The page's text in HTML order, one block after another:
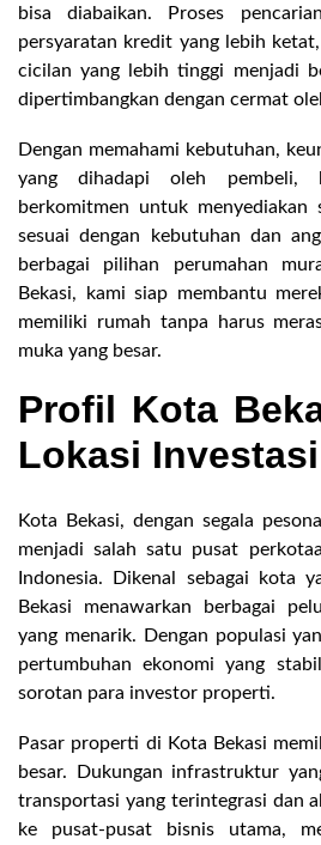
bisa diabaikan. Proses
persyaratan kredit yang lebih
cicilan yang lebih tinggi menjadi
dipertimbangkan dengan cermat
Dengan memahami kebutuhan,
yang dihadapi oleh pembeli,
berkomitmen untuk menyediakan
sesuai dengan kebutuhan dan
berbagai pilihan perumahan
Bekasi, kami siap membantu
memiliki rumah tanpa harus
muka yang besar.
Profil Kota
Lokasi
Kota Bekasi, dengan segala
menjadi salah satu pusat
Indonesia. Dikenal sebagai kota
Bekasi menawarkan berbagai
yang menarik. Dengan populasi
pertumbuhan ekonomi yang
sorotan para investor properti.
Pasar properti di Kota Bekasi
besar. Dukungan infrastruktur
transportasi yang terintegrasi dan
ke pusat-pusat bisnis utama,